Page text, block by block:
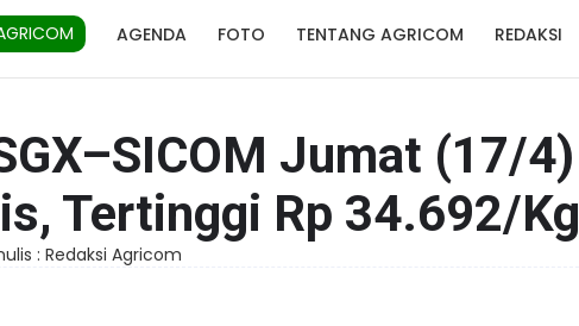
AGENDA FOTO TENTANG AGRICOM REDAKSI
Jumat (17/4)
Tertinggi Rp 34.692/Kg
: Redaksi Agricom